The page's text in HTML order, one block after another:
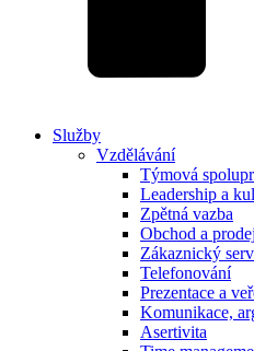
Služby
Vzdělávání
Týmová
Leadership a
Zpětná vazba
Obchod a prodej
Zákaznický
Telefonování
Prezentace a
Komunikace,
Asertivita